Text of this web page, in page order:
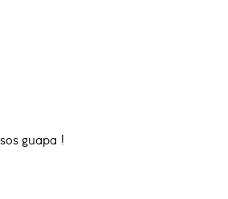
guapa !